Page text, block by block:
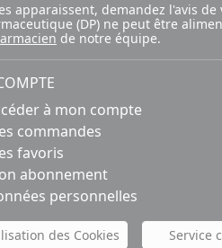
apparaissent, demandez l'avis
(DP) ne peut être
de notre équipe.
à mon compte
commandes
favoris
abonnement
personnelles
des Cookies Service